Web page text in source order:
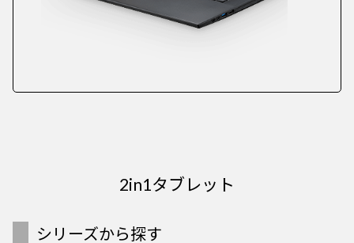
2in1タブレット
シリーズから探す